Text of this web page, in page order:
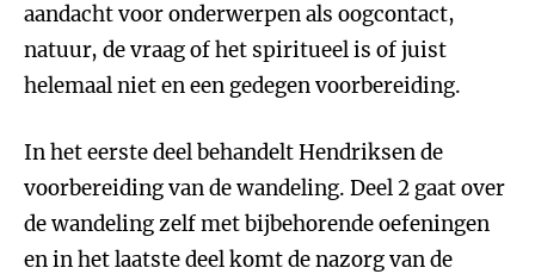
aandacht voor onderwerpen als oogcontact,
natuur, de vraag of het spiritueel is of juist
helemaal niet en een gedegen voorbereiding.
In het eerste deel behandelt Hendriksen de
voorbereiding van de wandeling. Deel 2 gaat over
de wandeling zelf met bijbehorende oefeningen
en in het laatste deel komt de nazorg van de